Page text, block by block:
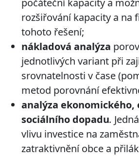
počáteční kapacity a
rozšiřování kapacity a na
tohoto řešení;
nákladová analýza
jednotlivých variant při
srovnatelnosti v čase
metod porovnání
analýza ekonomického,
sociálního dopadu.
vlivu investice na
zatraktivnění obce a